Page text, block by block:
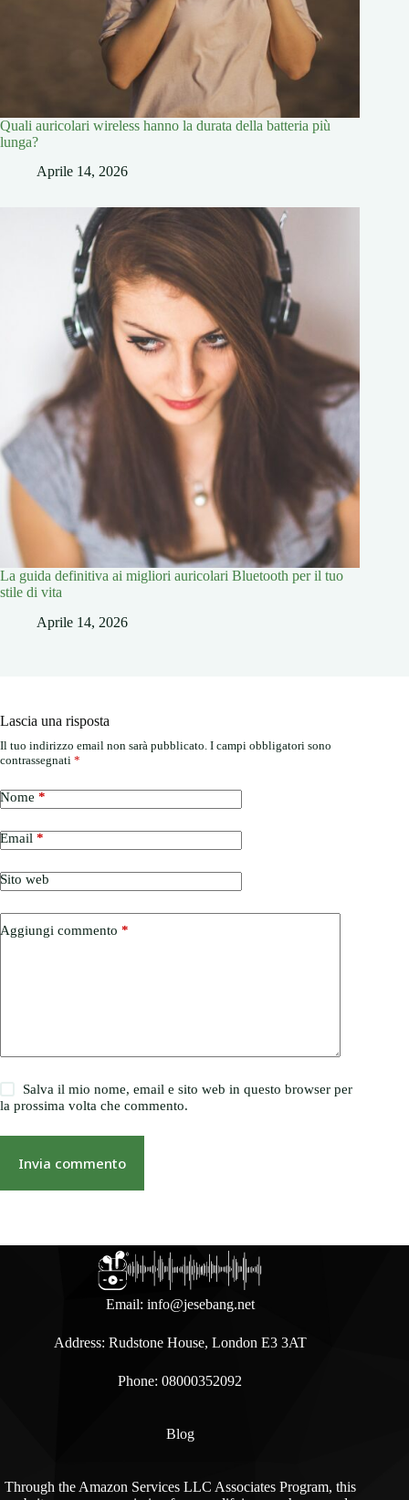
Quali auricolari wireless hanno la durata della batteria più
lunga?
Aprile 14, 2026
La guida definitiva ai migliori auricolari Bluetooth per il tuo
stile di vita
Aprile 14, 2026
Lascia una risposta
Il tuo indirizzo email non sarà pubblicato. I campi obbligatori sono
contrassegnati *
Nome *
Email *
Sito web
Aggiungi commento *
Salva il mio nome, email e sito web in questo browser per
la prossima volta che commento.
Invia commento
Email: info@jesebang.net
Address: Rudstone House, London E3 3AT
Phone: 08000352092
Blog
Through the Amazon Services LLC Associates Program, this